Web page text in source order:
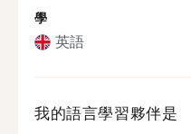
學
英語
我的語言學習夥伴是